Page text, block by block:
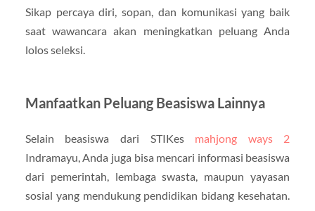
Sikap percaya diri, sopan, dan komunikasi yang baik
saat wawancara akan meningkatkan peluang Anda
lolos seleksi.
Manfaatkan Peluang Beasiswa Lainnya
Selain beasiswa dari STIKes mahjong ways 2
Indramayu, Anda juga bisa mencari informasi beasiswa
dari pemerintah, lembaga swasta, maupun yayasan
sosial yang mendukung pendidikan bidang kesehatan.